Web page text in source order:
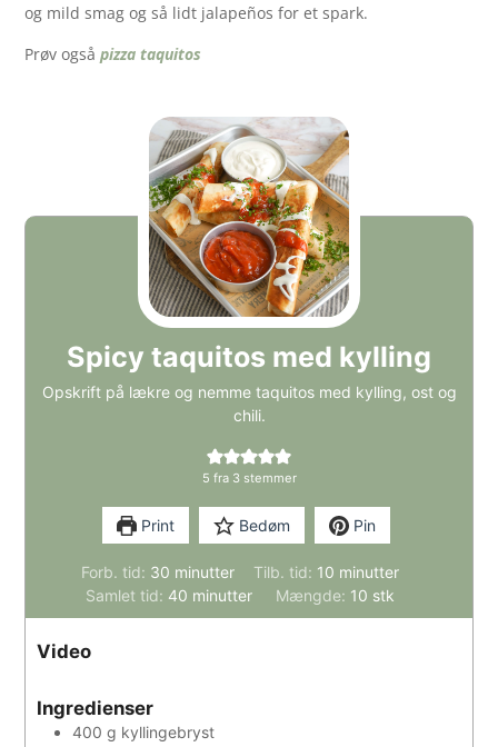
og mild smag og så lidt jalapeños for et spark.
Prøv ogsåpizza taquitos
Spicy taquitos med kylling
Opskrift på lækre og nemme taquitos med kylling, ost og
chili.
5 fra 3stemmer
Print Bedøm Pin
Forb. tid: 30minutter
minutter Tilb. tid: 10minutter
minutter
Samlet tid: 40minutter
minutter Mængde: 10 stk
Video
Ingredienser
400 g kyllingebryst